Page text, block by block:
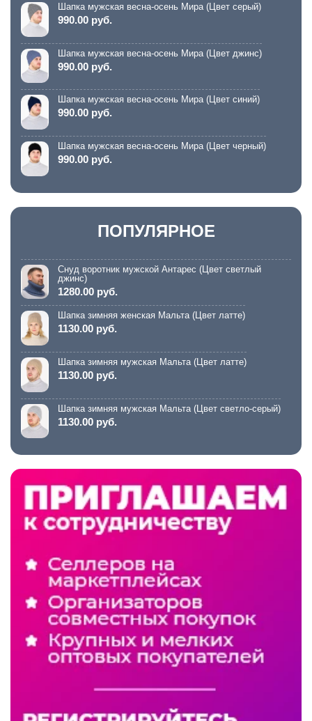
Шапка мужская весна-осень Мира (Цвет серый)
990.00 руб.
Шапка мужская весна-осень Мира (Цвет джинс)
990.00 руб.
Шапка мужская весна-осень Мира (Цвет синий)
990.00 руб.
Шапка мужская весна-осень Мира (Цвет черный)
990.00 руб.
ПОПУЛЯРНОЕ
Снуд воротник мужской Антарес (Цвет светлый
джинс)
1280.00 руб.
Шапка зимняя женская Мальта (Цвет латте)
1130.00 руб.
Шапка зимняя мужская Мальта (Цвет латте)
1130.00 руб.
Шапка зимняя мужская Мальта (Цвет светло-серый)
1130.00 руб.